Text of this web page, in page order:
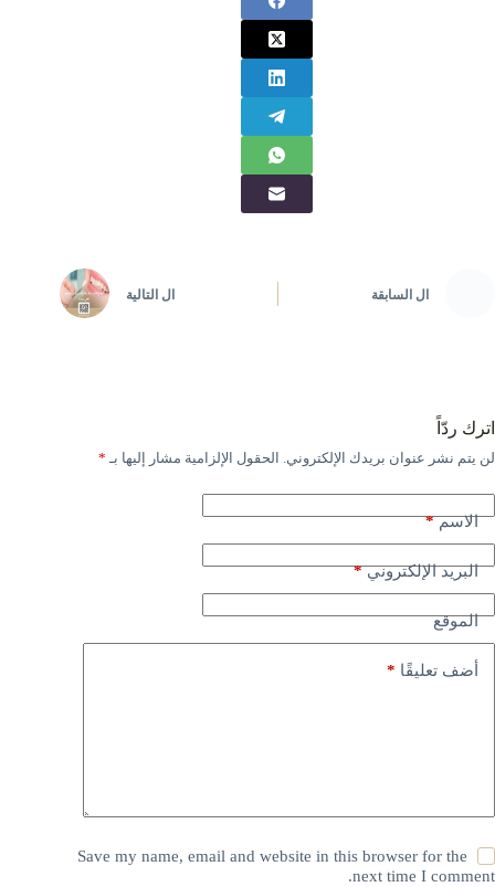
ال السابقة ال التالية
اترك ردّاً
لن يتم نشر عنوان بريدك الإلكتروني. الحقول الإلزامية مشار إليها بـ *
الاسم*
البريد الإلكتروني*
الموقع
أضف تعليقًا *
Save my name, email and website in this browser for the
next time I comment.